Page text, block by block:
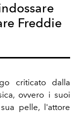
Freddie
criticato dalla
ovvero i suoi
pelle, l'attore